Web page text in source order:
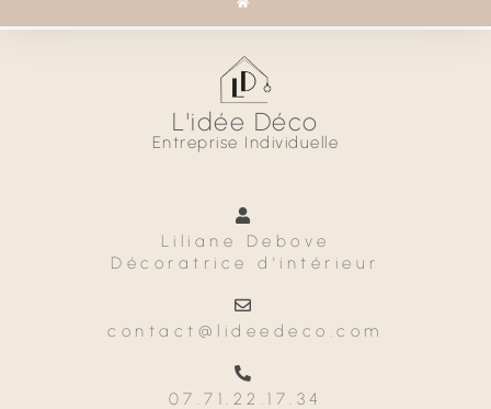
L'idée Déco
Entreprise Individuelle
Liliane Debove
Décoratrice d'intérieur
contact@lideedeco.com
07.71.22.17.34